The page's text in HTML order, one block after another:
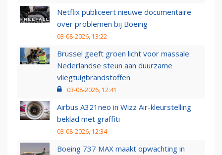
Netflix publiceert nieuwe documentaire
over problemen bij Boeing
03-08-2026, 13:22
Brussel geeft groen licht voor massale
Nederlandse steun aan duurzame
vliegtuigbrandstoffen
03-08-2026, 12:41
Airbus A321neo in Wizz Air-kleurstelling
beklad met graffiti
03-08-2026, 12:34
Boeing 737 MAX maakt opwachting in